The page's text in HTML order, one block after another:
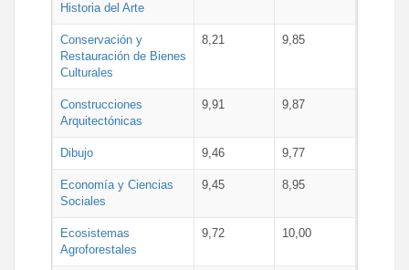
Historia del Arte
Conservación y
Restauración de Bienes
Culturales
8,21 9,85
Construcciones
Arquitectónicas
9,91 9,87
Dibujo 9,46 9,77
Economía y Ciencias
Sociales
9,45 8,95
Ecosistemas
Agroforestales
9,72 10,00